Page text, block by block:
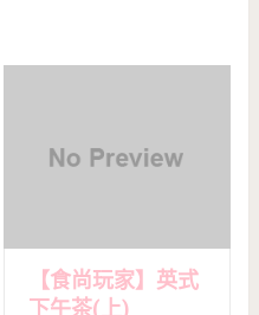
【食尚玩家】英式
下午茶(上)